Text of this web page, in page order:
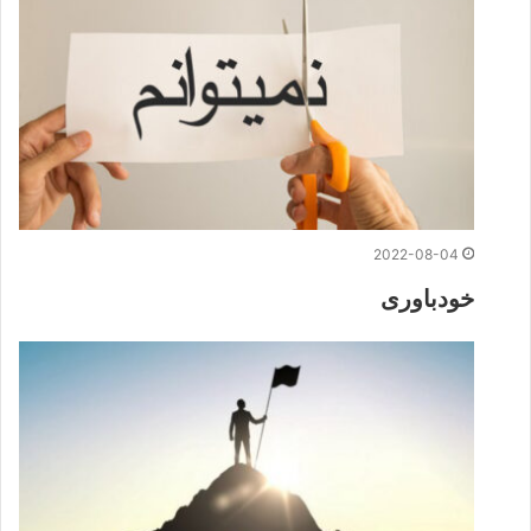
2022-08-04
خودباوری